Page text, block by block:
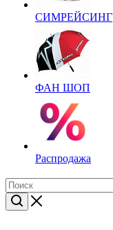
СИМРЕЙСИНГ
ФАН ШОП
Распродажа